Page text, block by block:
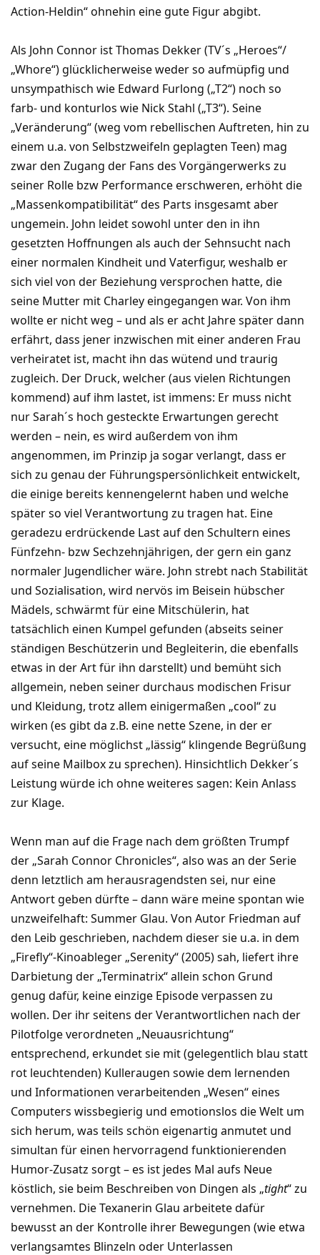
Action-Heldin“ ohnehin eine gute Figur abgibt.
Als John Connor ist Thomas Dekker (TV´s „Heroes“/
„Whore“) glücklicherweise weder so aufmüpfig und
unsympathisch wie Edward Furlong („T2“) noch so
farb- und konturlos wie Nick Stahl („T3“). Seine
„Veränderung“ (weg vom rebellischen Auftreten, hin zu
einem u.a. von Selbstzweifeln geplagten Teen) mag
zwar den Zugang der Fans des Vorgängerwerks zu
seiner Rolle bzw Performance erschweren, erhöht die
„Massenkompatibilität“ des Parts insgesamt aber
ungemein. John leidet sowohl unter den in ihn
gesetzten Hoffnungen als auch der Sehnsucht nach
einer normalen Kindheit und Vaterfigur, weshalb er
sich viel von der Beziehung versprochen hatte, die
seine Mutter mit Charley eingegangen war. Von ihm
wollte er nicht weg – und als er acht Jahre später dann
erfährt, dass jener inzwischen mit einer anderen Frau
verheiratet ist, macht ihn das wütend und traurig
zugleich. Der Druck, welcher (aus vielen Richtungen
kommend) auf ihm lastet, ist immens: Er muss nicht
nur Sarah´s hoch gesteckte Erwartungen gerecht
werden – nein, es wird außerdem von ihm
angenommen, im Prinzip ja sogar verlangt, dass er
sich zu genau der Führungspersönlichkeit entwickelt,
die einige bereits kennengelernt haben und welche
später so viel Verantwortung zu tragen hat. Eine
geradezu erdrückende Last auf den Schultern eines
Fünfzehn- bzw Sechzehnjährigen, der gern ein ganz
normaler Jugendlicher wäre. John strebt nach Stabilität
und Sozialisation, wird nervös im Beisein hübscher
Mädels, schwärmt für eine Mitschülerin, hat
tatsächlich einen Kumpel gefunden (abseits seiner
ständigen Beschützerin und Begleiterin, die ebenfalls
etwas in der Art für ihn darstellt) und bemüht sich
allgemein, neben seiner durchaus modischen Frisur
und Kleidung, trotz allem einigermaßen „cool“ zu
wirken (es gibt da z.B. eine nette Szene, in der er
versucht, eine möglichst „lässig“ klingende Begrüßung
auf seine Mailbox zu sprechen). Hinsichtlich Dekker´s
Leistung würde ich ohne weiteres sagen: Kein Anlass
zur Klage.
Wenn man auf die Frage nach dem größten Trumpf
der „Sarah Connor Chronicles“, also was an der Serie
denn letztlich am herausragendsten sei, nur eine
Antwort geben dürfte – dann wäre meine spontan wie
unzweifelhaft: Summer Glau. Von Autor Friedman auf
den Leib geschrieben, nachdem dieser sie u.a. in dem
„Firefly“-Kinoableger „Serenity“ (2005) sah, liefert ihre
Darbietung der „Terminatrix“ allein schon Grund
genug dafür, keine einzige Episode verpassen zu
wollen. Der ihr seitens der Verantwortlichen nach der
Pilotfolge verordneten „Neuausrichtung“
entsprechend, erkundet sie mit (gelegentlich blau statt
rot leuchtenden) Kulleraugen sowie dem lernenden
und Informationen verarbeitenden „Wesen“ eines
Computers wissbegierig und emotionslos die Welt um
sich herum, was teils schön eigenartig anmutet und
simultan für einen hervorragend funktionierenden
Humor-Zusatz sorgt – es ist jedes Mal aufs Neue
köstlich, sie beim Beschreiben von Dingen als „tight“ zu
vernehmen. Die Texanerin Glau arbeitete dafür
bewusst an der Kontrolle ihrer Bewegungen (wie etwa
verlangsamtes Blinzeln oder Unterlassen